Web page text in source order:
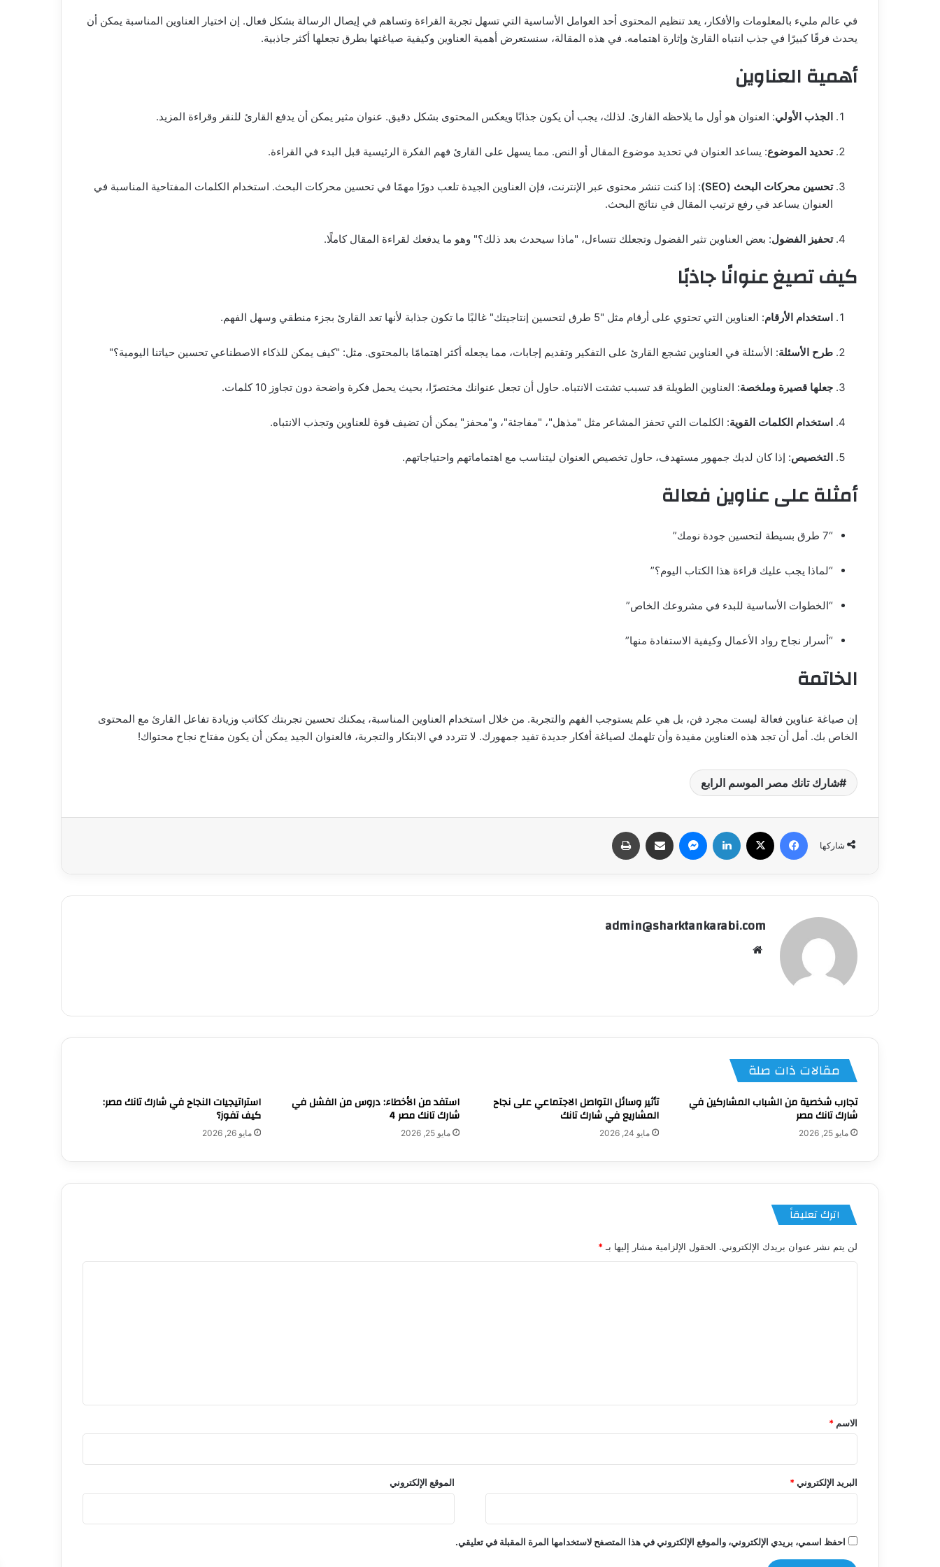
في عالم مليء بالمعلومات والأفكار، يعد تنظيم المحتوى أحد العوامل الأساسية التي تسهل تجربة القراءة وتساهم في إيصال الرسالة بشكل فعال. إن اختيار العناوين المناسبة يمكن أن
يحدث فرقًا كبيرًا في جذب انتباه القارئ وإثارة اهتمامه. في هذه المقالة، سنستعرض أهمية العناوين وكيفية صياغتها بطرق تجعلها أكثر جاذبية.
أهمية العناوين
الجذب الأولي: العنوان هو أول ما يلاحظه القارئ. لذلك، يجب أن يكون جذابًا ويعكس المحتوى بشكل دقيق. عنوان مثير يمكن أن يدفع القارئ للنقر وقراءة المزيد.
تحديد الموضوع: يساعد العنوان في تحديد موضوع المقال أو النص. مما يسهل على القارئ فهم الفكرة الرئيسية قبل البدء في القراءة.
تحسين محركات البحث (SEO)
: إذا كنت تنشر محتوى عبر الإنترنت، فإن العناوين الجيدة تلعب دورًا مهمًا في تحسين محركات البحث. استخدام الكلمات المفتاحية المناسبة في
العنوان يساعد في رفع ترتيب المقال في نتائج البحث.
تحفيز الفضول: بعض العناوين تثير الفضول وتجعلك تتساءل، "ماذا سيحدث بعد ذلك؟" وهو ما يدفعك لقراءة المقال كاملًا.
كيف تصيغ عنوانًا جاذبًا
استخدام الأرقام: العناوين التي تحتوي على أرقام مثل "5 طرق لتحسين إنتاجيتك" غالبًا ما تكون جذابة لأنها تعد القارئ بجزء منطقي وسهل الفهم.
طرح الأسئلة: الأسئلة في العناوين تشجع القارئ على التفكير وتقديم إجابات، مما يجعله أكثر اهتمامًا بالمحتوى. مثل: "كيف يمكن للذكاء الاصطناعي تحسين حياتنا اليومية؟"
جعلها قصيرة وملخصة: العناوين الطويلة قد تسبب تشتت الانتباه. حاول أن تجعل عنوانك مختصرًا، بحيث يحمل فكرة واضحة دون تجاوز 10 كلمات.
استخدام الكلمات القوية: الكلمات التي تحفز المشاعر مثل "مذهل"، "مفاجئة"، و"محفز" يمكن أن تضيف قوة للعناوين وتجذب الانتباه.
التخصيص: إذا كان لديك جمهور مستهدف، حاول تخصيص العنوان ليتناسب مع اهتماماتهم واحتياجاتهم.
أمثلة على عناوين فعالة
“7 طرق بسيطة لتحسين جودة نومك”
“لماذا يجب عليك قراءة هذا الكتاب اليوم؟”
“الخطوات الأساسية للبدء في مشروعك الخاص”
“أسرار نجاح رواد الأعمال وكيفية الاستفادة منها”
الخاتمة
إن صياغة عناوين فعالة ليست مجرد فن، بل هي علم يستوجب الفهم والتجربة. من خلال استخدام العناوين المناسبة، يمكنك تحسين تجربتك ككاتب وزيادة تفاعل القارئ مع المحتوى
الخاص بك. أمل أن تجد هذه العناوين مفيدة وأن تلهمك لصياغة أفكار جديدة تفيد جمهورك. لا تتردد في الابتكار والتجربة، فالعنوان الجيد يمكن أن يكون مفتاح نجاح محتواك!
شارك تانك مصر الموسم الرابع
شاركها
فيسبوك لينكدإن ماسنجر مشاركة عبر البريد
admin@sharktankarabi.com
مقالات ذات صلة
تجارب شخصية من الشباب المشاركين في
شارك تانك مصر
مايو 25, 2026
تأثير وسائل التواصل الاجتماعي على نجاح
المشاريع في شارك تانك
مايو 24, 2026
استفد من الأخطاء: دروس من الفشل في
شارك تانك مصر 4
مايو 25, 2026
استراتيجيات النجاح في شارك تانك مصر:
كيف تفوز؟
مايو 26, 2026
اترك تعليقاً
لن يتم نشر عنوان بريدك الإلكتروني. الحقول الإلزامية مشار إليها بـ*
*
الاسم *
البريد الإلكتروني* الموقع الإلكتروني
احفظ اسمي، بريدي الإلكتروني، والموقع الإلكتروني في هذا المتصفح لاستخدامها المرة المقبلة في تعليقي.